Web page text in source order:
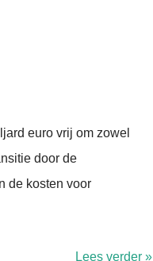
euro vrij om zowel
door de
de kosten voor
Lees verder »